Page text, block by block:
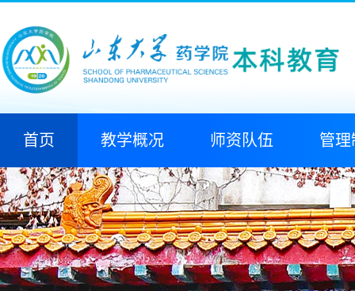
首页 教学概况 师资队伍 管理